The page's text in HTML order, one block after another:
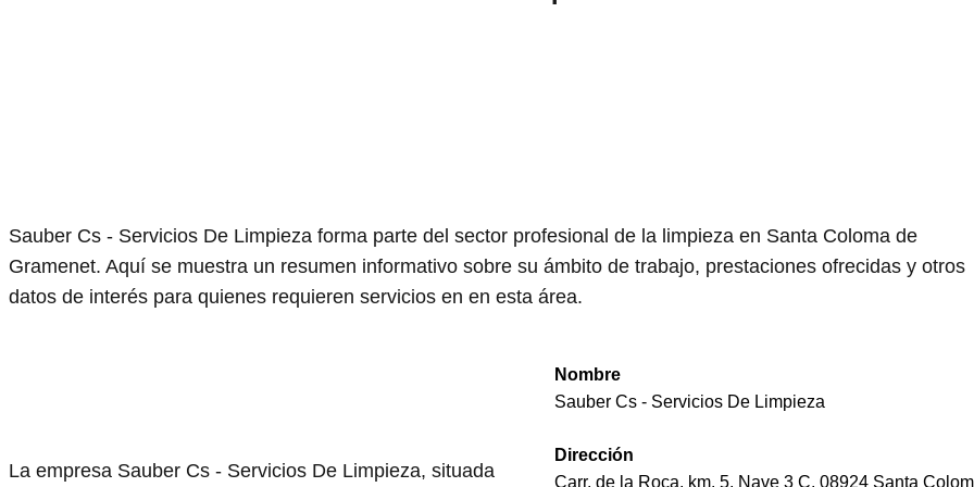
Sauber Cs - Servicios De Limpieza forma parte del sector profesional de la limpieza en Santa Coloma de
Gramenet. Aquí se muestra un resumen informativo sobre su ámbito de trabajo, prestaciones ofrecidas y otros
datos de interés para quienes requieren servicios en en esta área.
La empresa Sauber Cs - Servicios De Limpieza, situada
Nombre
Sauber Cs - Servicios De Limpieza
Dirección
Carr. de la Roca, km. 5, Nave 3 C, 08924 Santa